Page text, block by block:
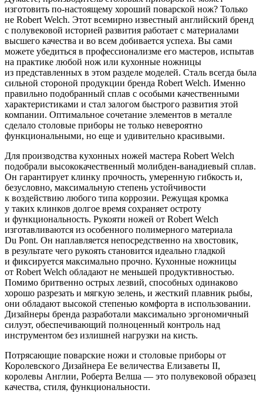
изготовить по-настоящему хороший поварской нож? Только
не Robert Welch. Этот всемирно известный английский бренд
с полувековой историей развития работает с материалами
высшего качества и во всем добивается успеха. Вы сами
можете убедиться в профессионализме его мастеров, испытав
на практике любой нож или кухонные ножницы
из представленных в этом разделе моделей. Сталь всегда была
сильной стороной продукции бренда Robert Welch. Именно
правильно подобранный сплав с особыми качественными
характеристиками и стал залогом быстрого развития этой
компании. Оптимальное сочетание элементов в металле
сделало столовые приборы не только невероятно
функциональными, но еще и удивительно красивыми.
Для производства кухонных ножей мастера Robert Welch
подобрали высококачественный молибден-ванадиевый сплав.
Он гарантирует клинку прочность, умеренную гибкость и,
безусловно, максимальную степень устойчивости
к воздействию любого типа коррозии. Режущая кромка
у таких клинков долгое время сохраняет остроту
и функциональность. Рукояти ножей от Robert Welch
изготавливаются из особенного полимерного материала
Du Pont. Он наплавляется непосредственно на хвостовик,
в результате чего рукоять становится идеально гладкой
и фиксируется максимально прочно. Кухонные ножницы
от Robert Welch обладают не меньшей продуктивностью.
Помимо бритвенно острых лезвий, способных одинаково
хорошо разрезать и мягкую зелень, и жесткий плавник рыбы,
они обладают высокой степенью комфорта в использовании.
Дизайнеры бренда разработали максимально эргономичный
силуэт, обеспечивающий полноценный контроль над
инструментом без излишней нагрузки на кисть.
Потрясающие поварские ножи и столовые приборы от
Королевского Дизайнера Ее величества Елизаветы II,
королевы Англии, Роберта Велша — это полувековой образец
качества, стиля, функциональности.